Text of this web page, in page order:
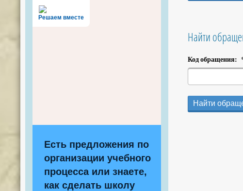
Решаем вместе
Есть предложения по
организации учебного
процесса или знаете,
как сделать школу
Найти
Код обращения:
Найти